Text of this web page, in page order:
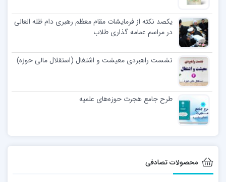
یکصد نکته از فرمایشات مقام معظم رهبری دام ظله العالی
در مراسم عمامه گذاری طلاب
نشست راهبردی معیشت و اشتغال (استقلال مالی حوزه)
طرح جامع هجرت حوزه‌های علمیه
محصولات تصادفی